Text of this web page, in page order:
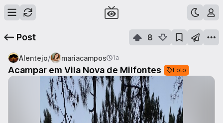
Post 8
Alentejo/ mariacampos 1a
Acampar em Vila Nova de Milfontes Foto